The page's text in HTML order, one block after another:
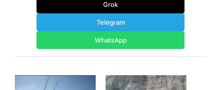
Grok
Telegram
WhatsApp